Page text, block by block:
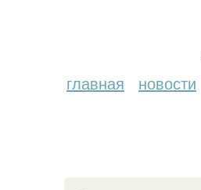
главная новости